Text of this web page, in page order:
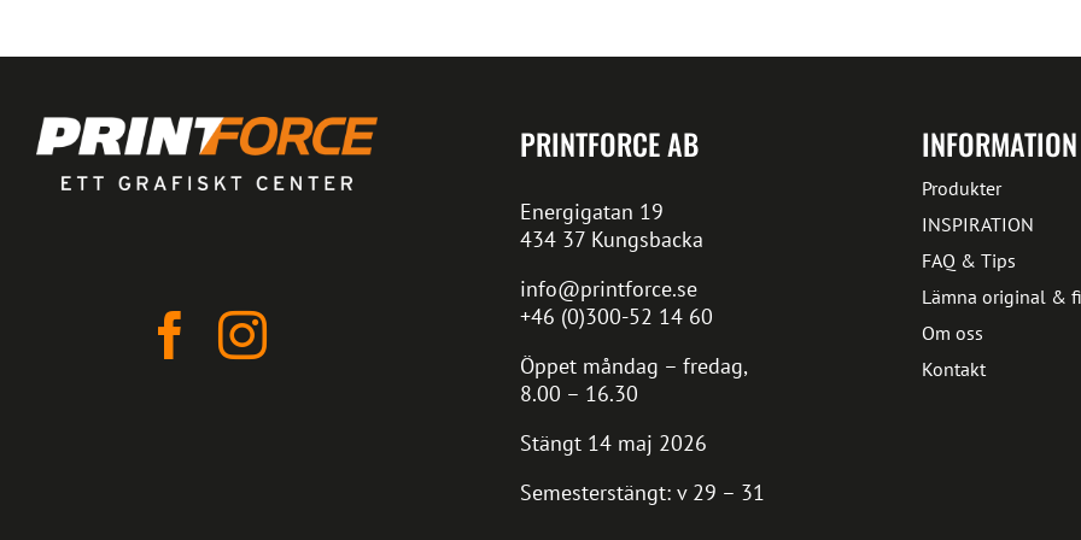
PRINTFORCE AB
Energigatan 19
434 37 Kungsbacka
info@printforce.se
+46 (0)300-52 14 60
Öppet måndag – fredag,
8.00 – 16.30
Stängt 14 maj 2026
Semesterstängt: v 29 – 31
INFORMATION
Produkter
INSPIRATION
FAQ & Tips
Lämna original &
Om oss
Kontakt